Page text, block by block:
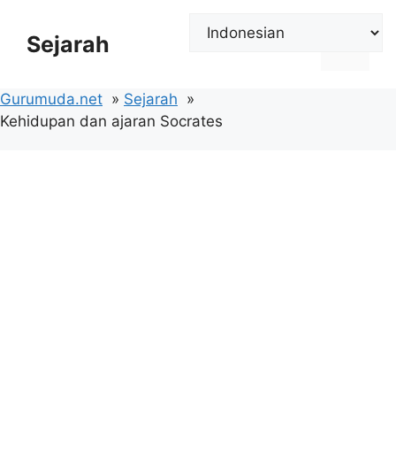
Sejarah
Gurumuda.net
Sejarah
Kehidupan dan ajaran Socrates